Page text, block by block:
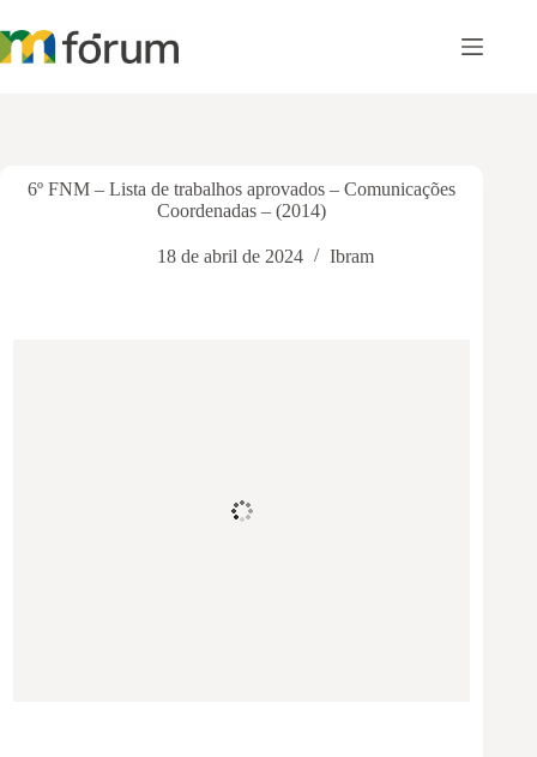
para
o
6º FNM – Lista de trabalhos aprovados – Comunicações
Coordenadas – (2014)
18 de abril de 2024 Ibram